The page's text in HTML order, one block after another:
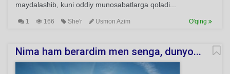
maydalashib, kuni oddiy munosabatlarga qoladi...
1 166 She'r Usmon Azim O'qing
Nima ham berardim men senga, dunyo...